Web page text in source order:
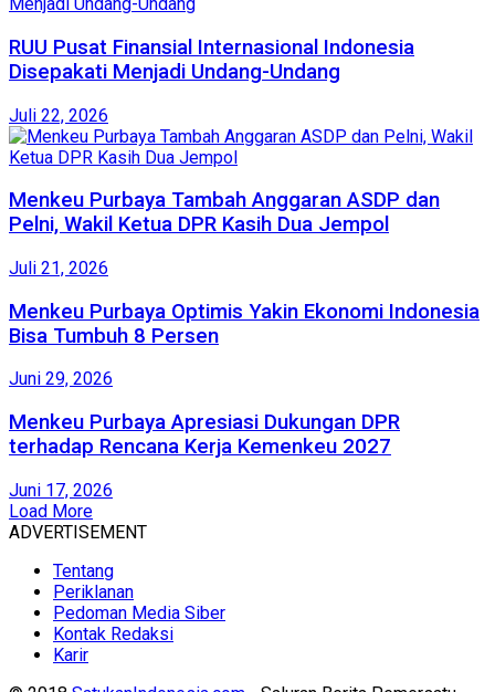
RUU Pusat Finansial Internasional Indonesia
Disepakati Menjadi Undang-Undang
Juli 22, 2026
Menkeu Purbaya Tambah Anggaran ASDP dan
Pelni, Wakil Ketua DPR Kasih Dua Jempol
Juli 21, 2026
Menkeu Purbaya Optimis Yakin Ekonomi Indonesia
Bisa Tumbuh 8 Persen
Juni 29, 2026
Menkeu Purbaya Apresiasi Dukungan DPR
terhadap Rencana Kerja Kemenkeu 2027
Juni 17, 2026
Load More
ADVERTISEMENT
Tentang
Periklanan
Pedoman Media Siber
Kontak Redaksi
Karir